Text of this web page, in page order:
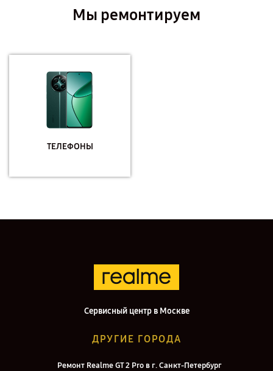
Мы ремонтируем
ТЕЛЕФОНЫ
Сервисный центр в Москве
ДРУГИЕ ГОРОДА
Ремонт Realme GT 2 Pro в г. Санкт-Петербург